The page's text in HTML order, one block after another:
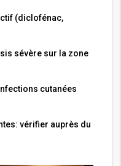
(diclofénac,
sévère sur la zone
cutanées
vérifier auprès du